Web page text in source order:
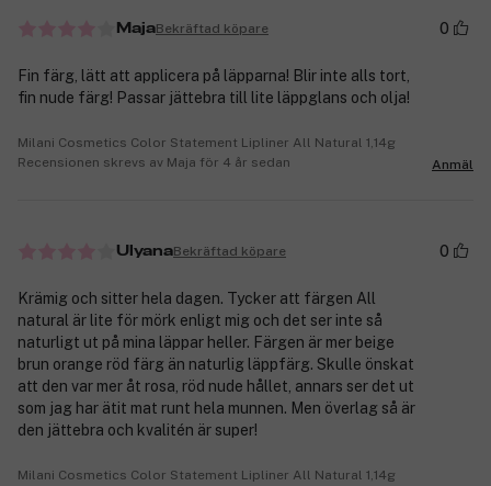
MajaBekräftad köpare 0
Fin färg, lätt att applicera på läpparna! Blir inte alls tort,
fin nude färg! Passar jättebra till lite läppglans och olja!
Milani Cosmetics Color Statement Lipliner All Natural 1,14g
Recensionen skrevs av Maja för 4 år sedan
Anmäl
UlyanaBekräftad köpare 0
Krämig och sitter hela dagen. Tycker att färgen All
natural är lite för mörk enligt mig och det ser inte så
naturligt ut på mina läppar heller. Färgen är mer beige
brun orange röd färg än naturlig läppfärg. Skulle önskat
att den var mer åt rosa, röd nude hållet, annars ser det ut
som jag har ätit mat runt hela munnen. Men överlag så är
den jättebra och kvalitén är super!
Milani Cosmetics Color Statement Lipliner All Natural 1,14g